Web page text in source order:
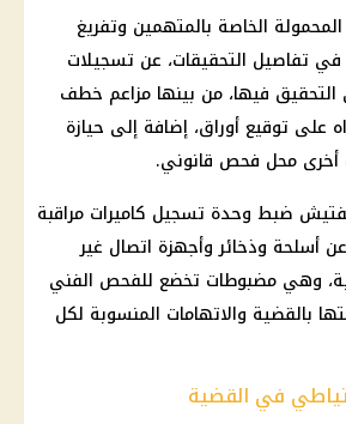
الخاصة بالمتهمين وتفريغ
في تفاصيل التحقيقات، عن تسجيلات
التحقيق فيها، من بينها مزاعم خطف
على توقيع أوراق، إضافة إلى حيازة
أخرى محل فحص قانوني.
ضبط وحدة تسجيل كاميرات مراقبة
أسلحة وذخائروأجهزة اتصال غير
وهي مضبوطات تخضع للفحص الفني
بالقضية والاتهامات المنسوبة لكل
في القضية